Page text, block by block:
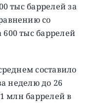
тыс баррелей за
со
тыс баррелей
составило
неделю до 26
млн баррелей в